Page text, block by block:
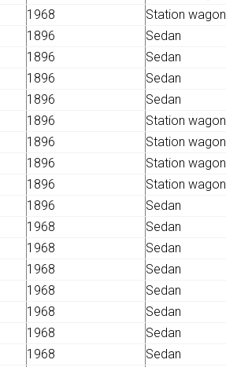
1968
Station wagon
1896
Sedan
1896
Sedan
1896
Sedan
1896
Sedan
1896
Station wagon
1896
Station wagon
1896
Station wagon
1896
Station wagon
1896
Sedan
1968
Sedan
1968
Sedan
1968
Sedan
1968
Sedan
1968
Sedan
1968
Sedan
1968
Sedan